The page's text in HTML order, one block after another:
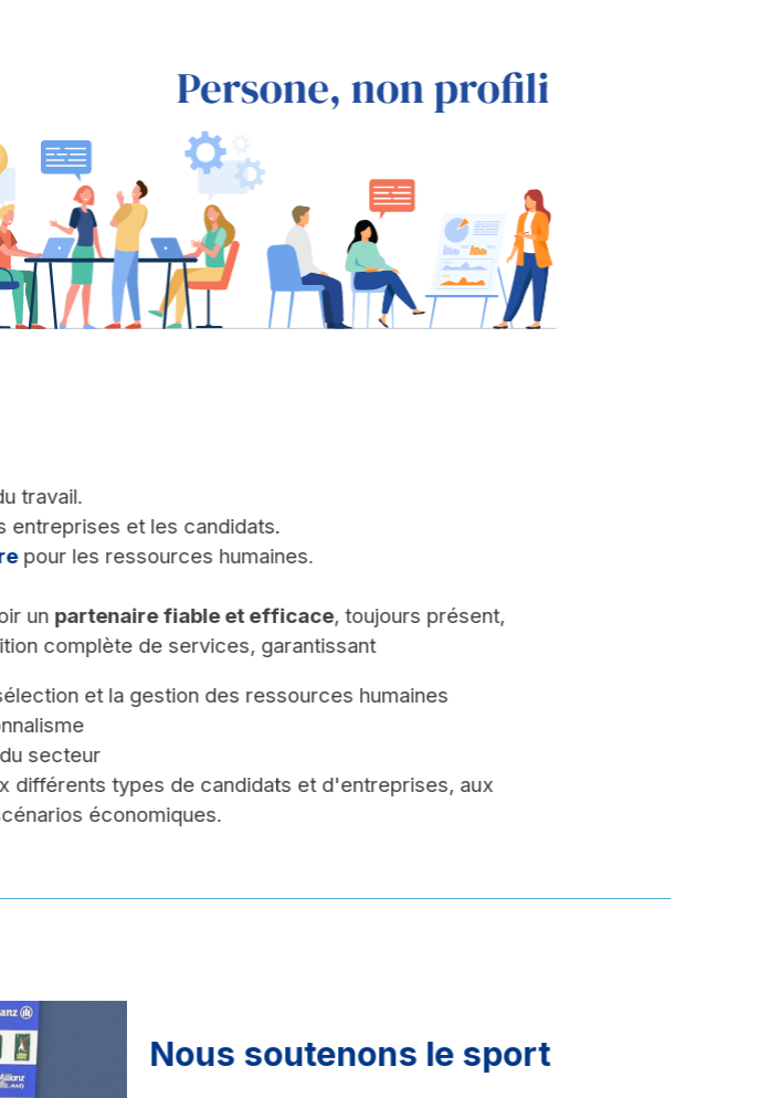
travail.
entreprises et les candidats.
pour les ressources humaines.
un partenaire fiable et efficace, toujours présent,
complète de services, garantissant
et la gestion des ressources humaines
secteur
différents types de candidats et d'entreprises, aux
économiques.
Nous soutenons le sport